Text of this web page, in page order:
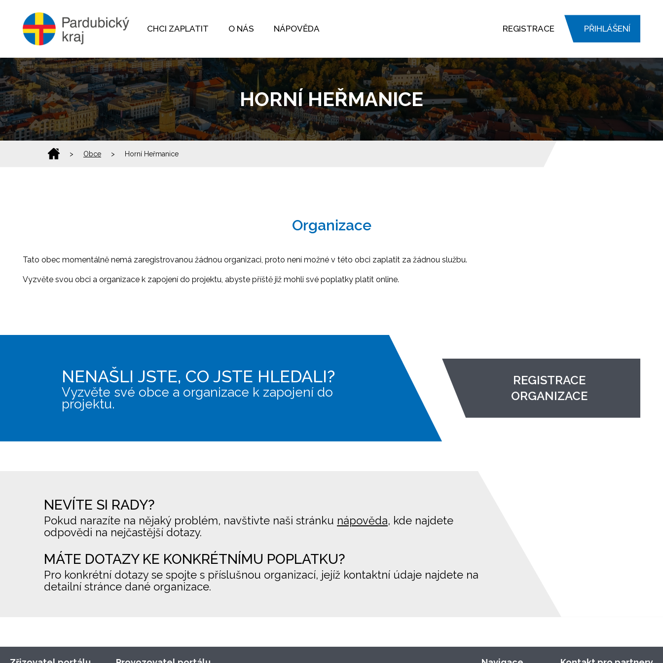
CHCI ZAPLATIT O NÁS NÁPOVĚDA REGISTRACE PŘIHLÁŠENÍ
HORNÍ HEŘMANICE
> Obce > Horní Heřmanice
Organizace
Tato obec momentálně nemá zaregistrovanou žádnou organizaci, proto není možné v této obci zaplatit za žádnou službu.
Vyzvěte svou obci a organizace k zapojení do projektu, abyste příště již mohli své poplatky platit online.
NENAŠLI JSTE, CO JSTE HLEDALI?
Vyzvěte své obce a organizace k zapojení do
projektu.
REGISTRACE
ORGANIZACE
NEVÍTE SI RADY?
Pokud narazíte na nějaký problém, navštivte naši stránku nápověda, kde najdete
odpovědi na nejčastější dotazy.
MÁTE DOTAZY KE KONKRÉTNÍMU POPLATKU?
Pro konkrétní dotazy se spojte s příslušnou organizací, jejíž kontaktní údaje najdete na
detailní stránce dané organizace.